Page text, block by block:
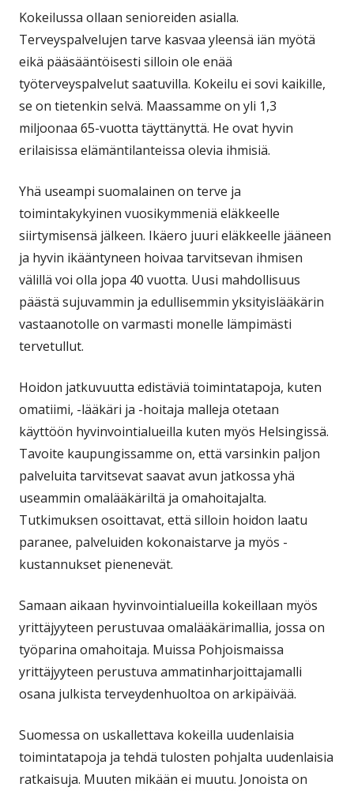
Kokeilussa ollaan senioreiden asialla.
Terveyspalvelujen tarve kasvaa yleensä iän myötä
eikä pääsääntöisesti silloin ole enää
työterveyspalvelut saatuvilla. Kokeilu ei sovi kaikille,
se on tietenkin selvä. Maassamme on yli 1,3
miljoonaa 65-vuotta täyttänyttä. He ovat hyvin
erilaisissa elämäntilanteissa olevia ihmisiä.
Yhä useampi suomalainen on terve ja
toimintakykyinen vuosikymmeniä eläkkeelle
siirtymisensä jälkeen. Ikäero juuri eläkkeelle jääneen
ja hyvin ikääntyneen hoivaa tarvitsevan ihmisen
välillä voi olla jopa 40 vuotta. Uusi mahdollisuus
päästä sujuvammin ja edullisemmin yksityislääkärin
vastaanotolle on varmasti monelle lämpimästi
tervetullut.
Hoidon jatkuvuutta edistäviä toimintatapoja, kuten
omatiimi, -lääkäri ja -hoitaja malleja otetaan
käyttöön hyvinvointialueilla kuten myös Helsingissä.
Tavoite kaupungissamme on, että varsinkin paljon
palveluita tarvitsevat saavat avun jatkossa yhä
useammin omalääkäriltä ja omahoitajalta.
Tutkimuksen osoittavat, että silloin hoidon laatu
paranee, palveluiden kokonaistarve ja myös -
kustannukset pienenevät.
Samaan aikaan hyvinvointialueilla kokeillaan myös
yrittäjyyteen perustuvaa omalääkärimallia, jossa on
työparina omahoitaja. Muissa Pohjoismaissa
yrittäjyyteen perustuva ammatinharjoittajamalli
osana julkista terveydenhuoltoa on arkipäivää.
Suomessa on uskallettava kokeilla uudenlaisia
toimintatapoja ja tehdä tulosten pohjalta uudenlaisia
ratkaisuja. Muuten mikään ei muutu. Jonoista on